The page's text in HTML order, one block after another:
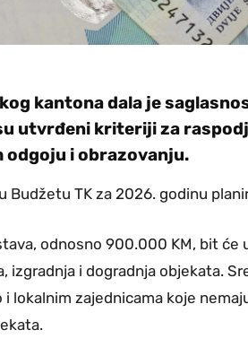
kantona dala je
utvrđeni kriteriji za
odgoju i obrazovanju.
Budžetu TK za 2026. godinu
odnosno 900.000 KM, bit
izgradnja i dogradnja objekata.
i lokalnim zajednicama koje